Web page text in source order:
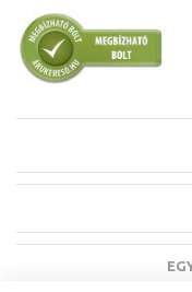
KIVEZETÉS
A főzéskor keletkezett
a kültérbe távozik. A